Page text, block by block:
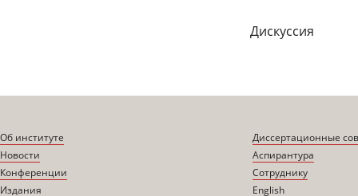
Дискуссия
Об институте
Новости
Конференции
Издания
Диссертационные
Аспирантура
Сотруднику
English